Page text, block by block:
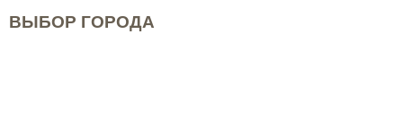
ВЫБОР ГОРОДА